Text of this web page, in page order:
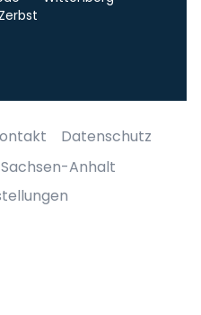
Zerbst
Datenschutz
Anhalt